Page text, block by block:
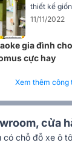
động dò sóng
bị hụt hơi,
Sản phẩm
ra một hệ
thiết kế
11/11/2022
gia đình
cực hay
Xem thêm công
cửa
chỗ đỗ xe ô